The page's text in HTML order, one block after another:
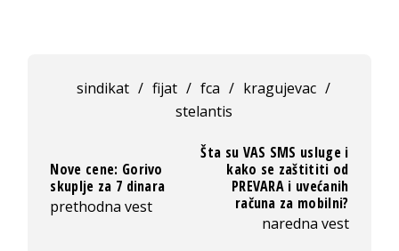
sindikat / fijat / fca / kragujevac /
stelantis
Nove cene: Gorivo
skuplje za 7 dinara
prethodna vest
Šta su VAS SMS usluge i
kako se zaštititi od
PREVARA i uvećanih
računa za mobilni?
naredna vest